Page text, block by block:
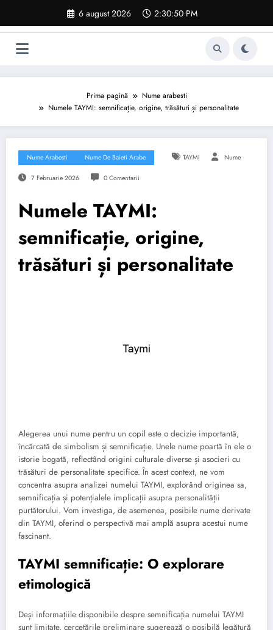
conținut
6 august 2026 2:30:51 PM
Prima pagină
Nume arabesti
Numele TAYMI: semnificație, origine, trăsături și personalitate
Nume Arabesti Nume De Baieti Arabe TAYMI Nume
7 Februarie 2026 0 Comentarii
Numele TAYMI:
semnificație, origine,
trăsături și personalitate
Alegerea unui nume pentru un copil este o decizie importantă,
încărcată de simbolism și semnificație. Unele nume poartă în ele o
istorie bogată, reflectând origini culturale diverse și asocieri cu
trăsături de personalitate specifice. În acest context, ne vom
concentra asupra analizei numelui TAYMI, explorând originea sa,
semnificația și potențialele implicații asupra personalității
purtătorului. Vom investiga, de asemenea, posibile nume derivate
din TAYMI, oferind o perspectivă mai amplă asupra acestui nume
fascinant.
TAYMI semnificație: O explorare
etimologică
Deși informațiile disponibile despre semnificația numelui TAYMI
sunt limitate, cercetările preliminare sugerează o posibilă legătură